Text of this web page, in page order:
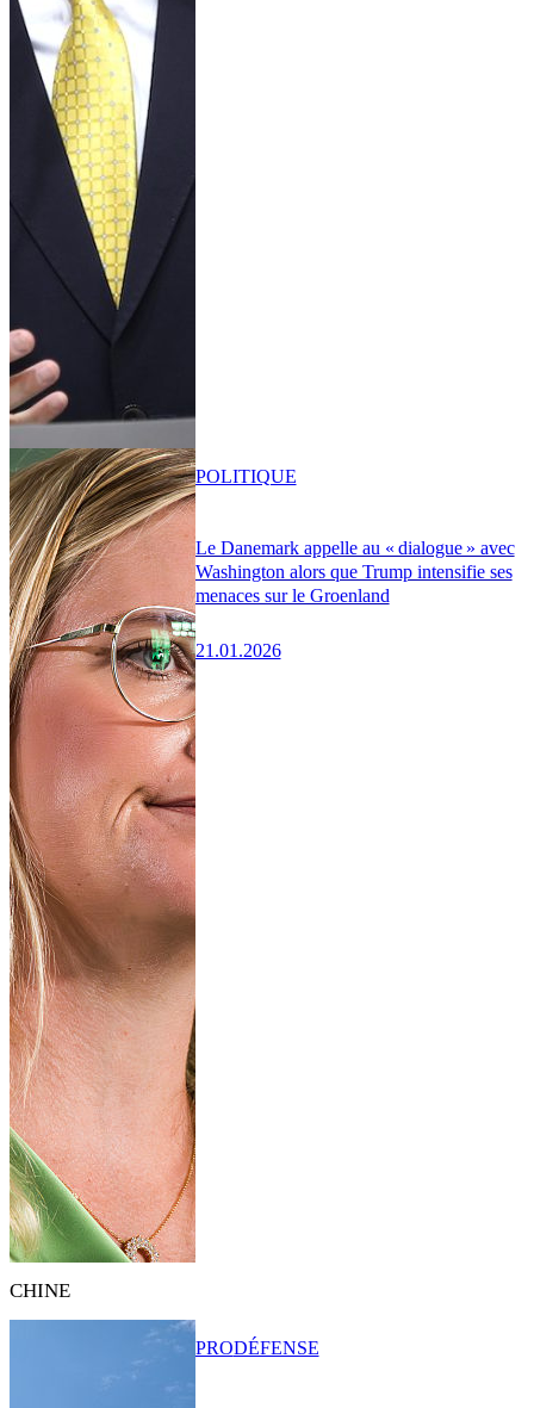
Le Danemark appelle au « dialogue » avec
Washington alors que Trump intensifie ses
menaces sur le Groenland
21.01.2026
POLITIQUE
CHINE
PRODÉFENSE